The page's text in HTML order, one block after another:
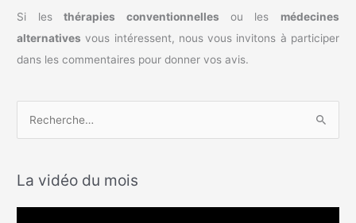
Si lesthérapies conventionnelles ou les médecines
alternatives vous intéressent, nous vous invitons à participer
dans les commentaires pour donner vos avis.
h
e
La vidéo du mois